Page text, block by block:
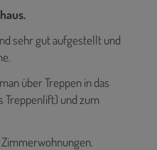
sehr gut aufgestellt und
über Treppen in das
und zum
Zimmerwohnungen.